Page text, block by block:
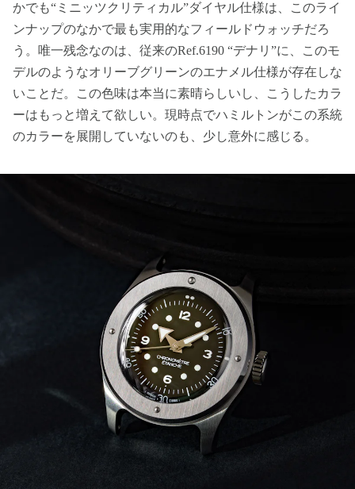
かでも“ミニッツクリティカル”ダイヤル仕様は、このライ
ンナップのなかで最も実用的なフィールドウォッチだろ
う。唯一残念なのは、従来のRef.6190 “デナリ”に、このモ
デルのようなオリーブグリーンのエナメル仕様が存在しな
いことだ。この色味は本当に素晴らしいし、こうしたカラ
ーはもっと増えて欲しい。現時点でハミルトンがこの系統
のカラーを展開していないのも、少し意外に感じる。